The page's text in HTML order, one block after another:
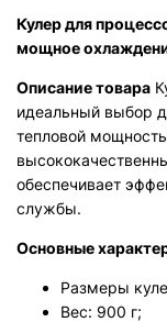
Кулер для
мощное
Описание товара
идеальный выбор
тепловой
обеспечивает
службы.
Основные
Размеры
Вес: 900 г;